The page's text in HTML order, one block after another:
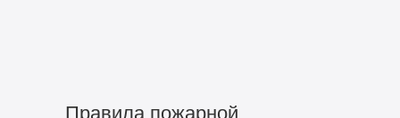
Правила пожарной